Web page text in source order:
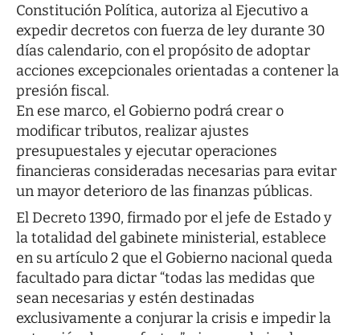
Constitución Política, autoriza al Ejecutivo a
expedir decretos con fuerza de ley durante 30
días calendario, con el propósito de adoptar
acciones excepcionales orientadas a contener la
presión fiscal.
En ese marco, el Gobierno podrá crear o
modificar tributos, realizar ajustes
presupuestales y ejecutar operaciones
financieras consideradas necesarias para evitar
un mayor deterioro de las finanzas públicas.
El Decreto 1390, firmado por el jefe de Estado y
la totalidad del gabinete ministerial, establece
en su artículo 2 que el Gobierno nacional queda
facultado para dictar “todas las medidas que
sean necesarias y estén destinadas
exclusivamente a conjurar la crisis e impedir la